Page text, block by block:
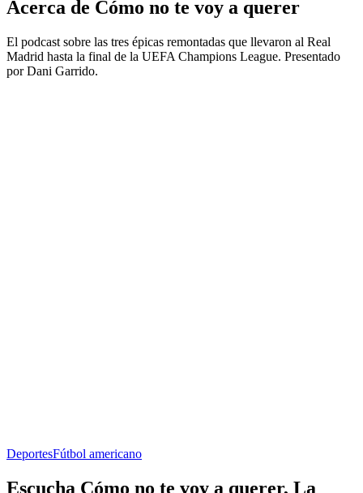
Acerca de Cómo no te voy a querer
El podcast sobre las tres épicas remontadas que llevaron al Real
Madrid hasta la final de la UEFA Champions League. Presentado
por Dani Garrido.
DeportesFútbol americano
Escucha Cómo no te voy a querer, La